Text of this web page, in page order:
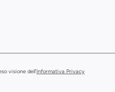
visione dell’Informativa Privacy